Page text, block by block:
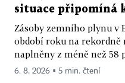
situace připomíná
Zásoby zemního plynu v
období roku na rekordně
naplněny z méně než 58
6. 8. 2026 ▪ 5 min. čtení